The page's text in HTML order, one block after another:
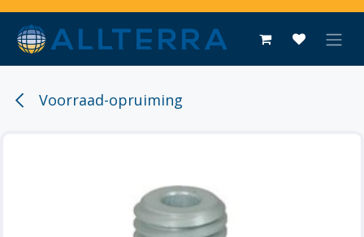
Overslaan naar inhoud
Voorraad-opruiming